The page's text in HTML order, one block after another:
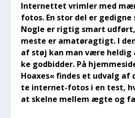
Inter­net­tet vrim­ler med
fotos. En stor del er gedig­ne
Nog­le er rig­tig smart
meste er ama­tør­ag­tigt. I
af støj kan man være
ke god­bid­der. På
Hoaxes« fin­des et udvalg
te inter­net-fotos i en test,
at skel­ne mel­lem ægte og